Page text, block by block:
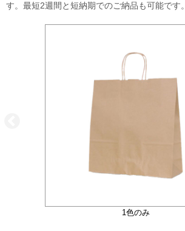
す。最短2週間と短納期でのご納品も可能です。
1色のみ